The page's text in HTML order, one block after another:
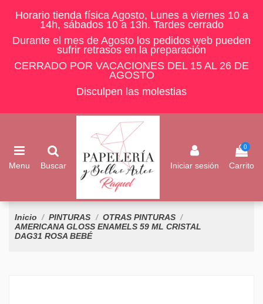
Horario tienda física Agosto, Lunes a viernes 10 a
14h, sábados 10 a 13h. Tardes cerrado
Durante el mes de Agosto los pedidos web pueden
sufrir retrasos en la preparación
CERRADO POR VACACIONES DEL 15 AL 26 DE
AGOSTO
Disculpen las molestias
Menu Buscar Iniciar sesión
0
Carrito
Inicio PINTURAS
OTRAS PINTURAS
AMERICANA GLOSS ENAMELS 59 ML CRISTAL
DAG31 ROSA BEBÉ